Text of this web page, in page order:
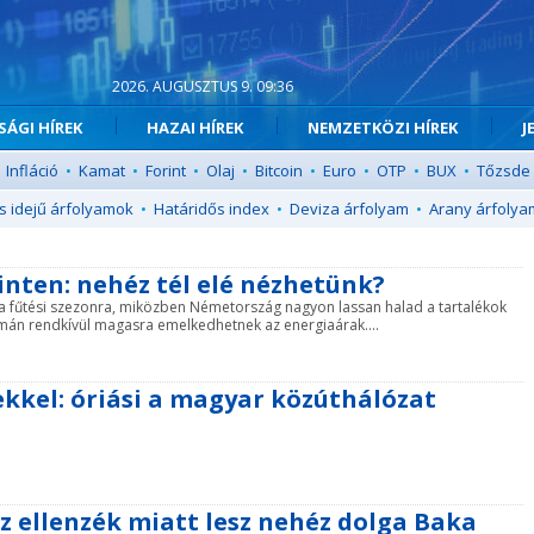
2026. AUGUSZTUS 9. 09:36
HÍREK HAZAI HÍREK NEMZETKÖZI HÍREK
Infláció • Kamat • Forint • Olaj • Bitcoin • Euro • OTP • BUX • Tőzsde
idejű árfolyamok • Határidős index • Deviza árfolyam • Arany
nehéz tél elé nézhetünk?
szezonra, miközben Németország nagyon lassan halad a tartalékok
rendkívül magasra emelkedhetnek az energiaárak....
óriási a magyar közúthálózat
miatt lesz nehéz dolga Baka